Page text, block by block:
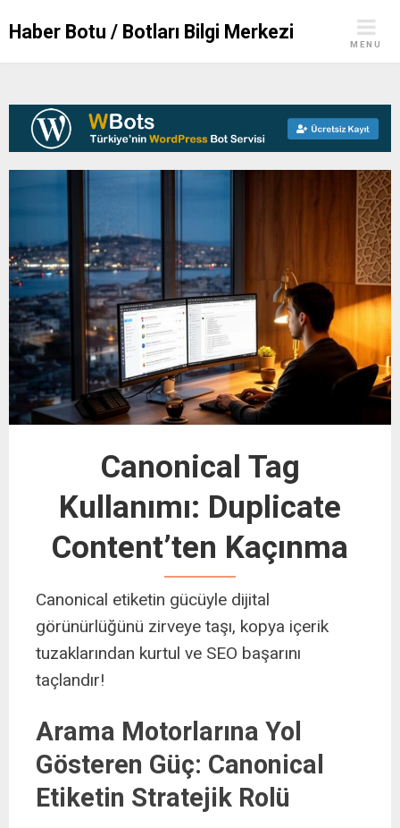
Haber Botu / Botları Bilgi Merkezi
MENU
Canonical Tag
Kullanımı: Duplicate
Content’ten Kaçınma
Canonical etiketin gücüyle dijital
görünürlüğünü zirveye taşı, kopya içerik
tuzaklarından kurtul ve SEO başarını
taçlandır!
Arama Motorlarına Yol
Gösteren Güç: Canonical
Etiketin Stratejik Rolü